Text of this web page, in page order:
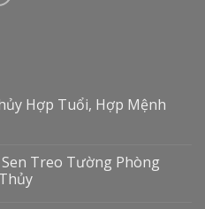
Hợp Tuổi, Hợp Mệnh
Treo Tường Phòng